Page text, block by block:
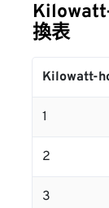
換表
Kilowatt-
1
2
3